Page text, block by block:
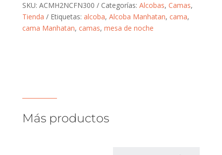
SKU: ACMH2NCFN300 Categorías: Alcobas, Camas,
Tienda
Etiquetas: alcoba, Alcoba Manhatan, cama,
cama Manhatan, camas, mesa de noche
Más productos